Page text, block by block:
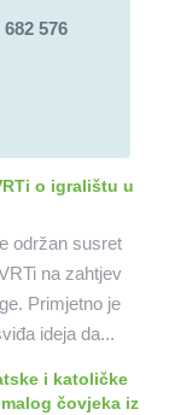
682 576
o igralištu u
održan susret
na zahtjev
Primjetno je
ideja da...
i katoličke
čovjeka iz